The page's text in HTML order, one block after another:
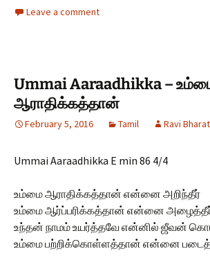
Leave a comment
Ummai Aaraadhikka –
ஆராதிக்கத்தான்
February 5, 2016 Tamil Ravi
Ummai Aaraadhikka E min 86 4/4
உம்மை ஆராதிக்கத்தான் என்னை அறிந்தீர்
உம்மை ஆர்ப்பரிக்கத்தான் என்னை
உந்தன் நாமம் உயர்த்தவே என்னில் ஜீவன்
உம்மை பற்றிக்கொள்ளத்தான் என்னை